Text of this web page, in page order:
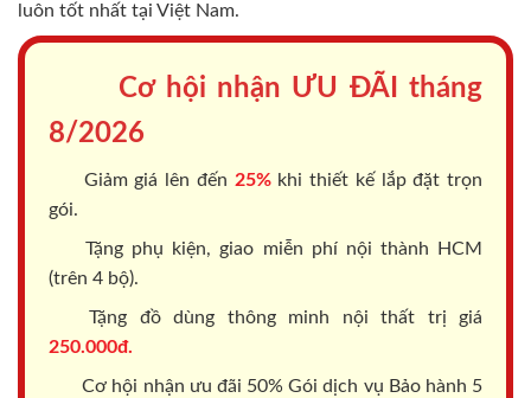
luôn tốt nhất tại Việt Nam.
Cơ hội nhận ƯU ĐÃI tháng
8/2026
Giảm giá lên đến 25%khi thiết kế lắp đặt trọn
gói.
Tặng phụ kiện, giao miễn phí nội thành HCM
(trên 4 bộ).
Tặng đồ dùng thông minh nội thất trị giá
250.000đ.
Cơ hội nhận ưu đãi 50% Gói dịch vụ Bảo hành 5